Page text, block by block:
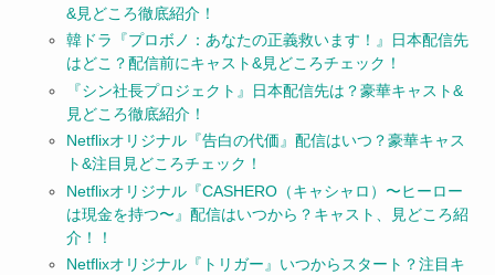
&見どころ徹底紹介！
韓ドラ『プロボノ：あなたの正義救います！』日本配信先
はどこ？配信前にキャスト&見どころチェック！
『シン社長プロジェクト』日本配信先は？豪華キャスト&
見どころ徹底紹介！
Netflixオリジナル『告白の代価』配信はいつ？豪華キャス
ト&注目見どころチェック！
Netflixオリジナル『CASHERO（キャシャロ）〜ヒーロー
は現金を持つ〜』配信はいつから？キャスト、見どころ紹
介！！
Netflixオリジナル『トリガー』いつからスタート？注目キ